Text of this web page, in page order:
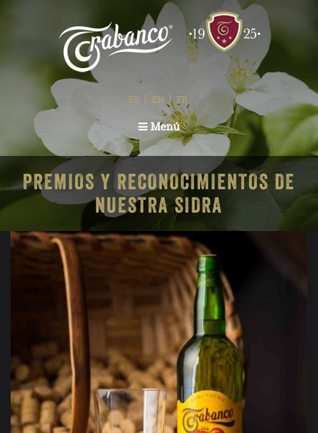
ES EN FR
Menú Toggle
navigation
PREMIOS Y RECONOCIMIENTOS DE
NUESTRA SIDRA